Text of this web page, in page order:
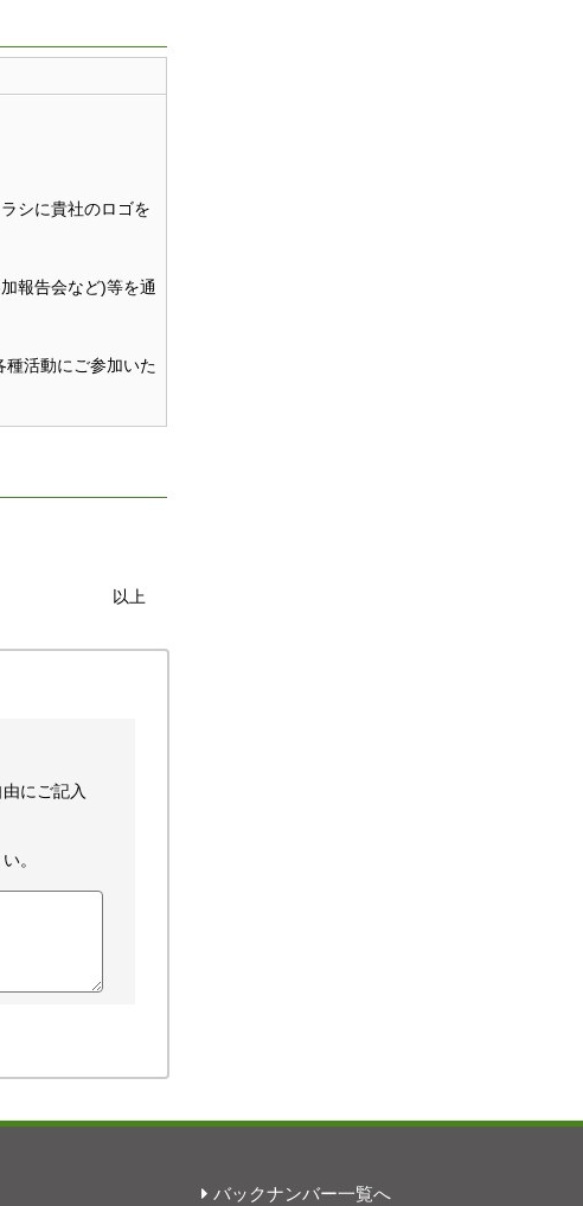
シに貴社のロゴを
報告会など)等を通
活動にご参加いた
以上
にご記入
。
バックナンバー一覧へ